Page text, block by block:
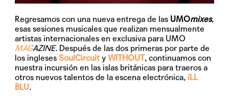
Regresamos con una nueva entrega de las UMOmixes,
esas sesiones musicales que realizan mensualmente
artistas internacionales en exclusiva para UMO
MAGAZINE. Después de las dos primeras por parte de
los inglesesSoulCircuit yWITHOUT, continuamos con
nuestra incursión en las islas británicas para traeros a
otros nuevos talentos de la escena electrónica, iLL
BLU.